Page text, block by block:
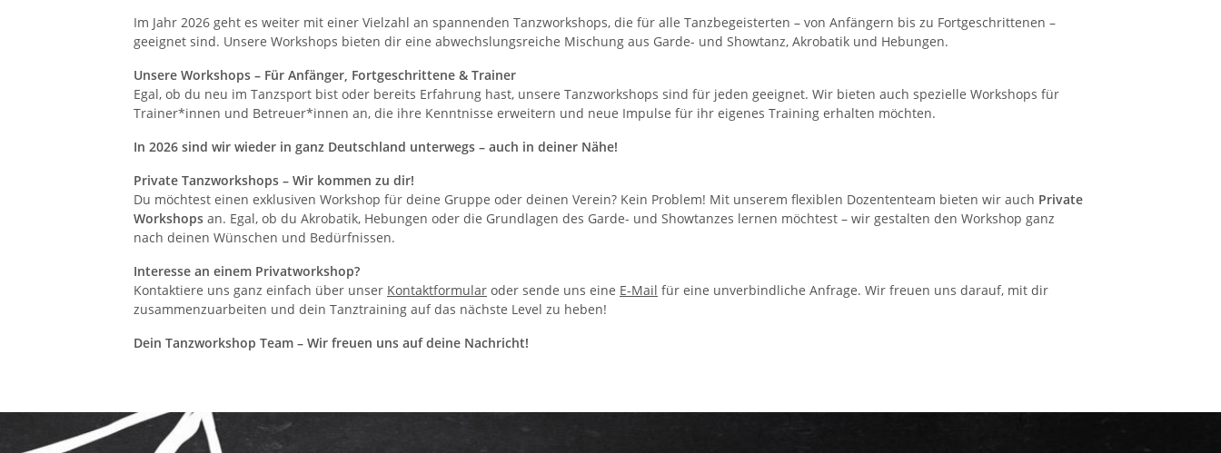
Im Jahr 2026 geht es weiter mit einer Vielzahl an spannenden Tanzworkshops, die für alle Tanzbegeisterten – von Anfängern bis zu Fortgeschrittenen –
geeignet sind. Unsere Workshops bieten dir eine abwechslungsreiche Mischung aus Garde- und Showtanz, Akrobatik und Hebungen.
Unsere Workshops – Für Anfänger, Fortgeschrittene & Trainer
Egal, ob du neu im Tanzsport bist oder bereits Erfahrung hast, unsere Tanzworkshops sind für jeden geeignet. Wir bieten auch spezielle Workshops für
Trainer*innen und Betreuer*innen an, die ihre Kenntnisse erweitern und neue Impulse für ihr eigenes Training erhalten möchten.
In 2026 sind wir wieder in ganz Deutschland unterwegs – auch in deiner Nähe!
Private Tanzworkshops – Wir kommen zu dir!
Du möchtest einen exklusiven Workshop für deine Gruppe oder deinen Verein? Kein Problem! Mit unserem flexiblen Dozententeam bieten wir auch Private
Workshops an. Egal, ob du Akrobatik, Hebungen oder die Grundlagen des Garde- und Showtanzes lernen möchtest – wir gestalten den Workshop ganz
nach deinen Wünschen und Bedürfnissen.
Interesse an einem Privatworkshop?
Kontaktiere uns ganz einfach über unser Kontaktformular oder sende uns eine E-Mail für eine unverbindliche Anfrage. Wir freuen uns darauf, mit dir
zusammenzuarbeiten und dein Tanztraining auf das nächste Level zu heben!
Dein Tanzworkshop Team – Wir freuen uns auf deine Nachricht!